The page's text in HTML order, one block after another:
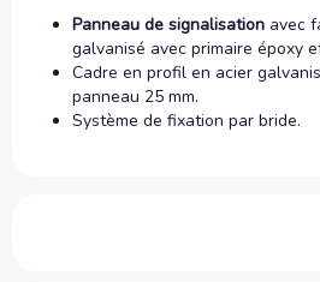
Panneau de signalisation avec
galvanisé avec primaire époxy
Cadre en profil en acier
panneau 25 mm.
Système de fixation par bride.